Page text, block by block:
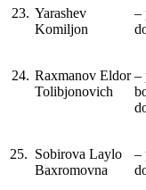
23. Yarashev
Komiljon
‒
24. Raxmanov Eldor
Tolibjonovich
‒
25. Sobirova Laylo
Baxromovna
‒